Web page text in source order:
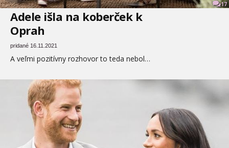
17
Adele išla na koberček k
Oprah
pridané 16.11.2021
A veľmi pozitívny rozhovor to teda nebol…